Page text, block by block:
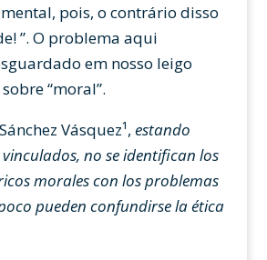
pois, o contrário disso
”. O problema aqui
em nosso leigo
“moral”.
Vásquez¹, estando
no se identifican los
morales con los problemas
pueden confundirse la ética